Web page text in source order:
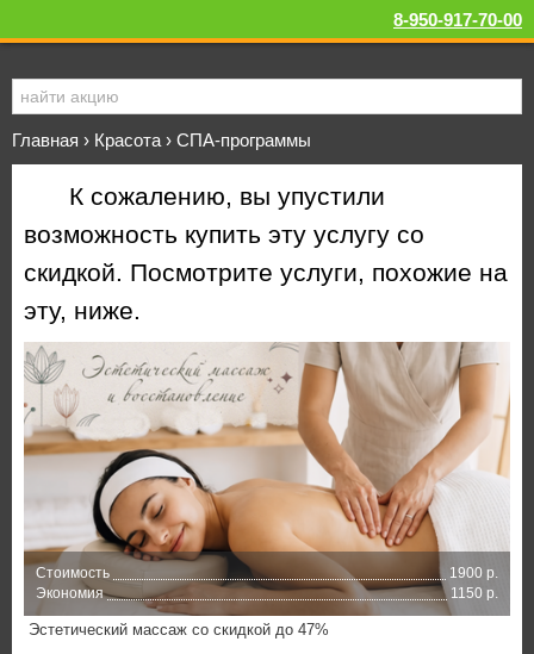
8-950-917-70-00
Главная › Красота › СПА-программы
К сожалению, вы упустили
возможность купить эту услугу со
скидкой. Посмотрите услуги, похожие на
эту, ниже.
Стоимость
1900 р.
Экономия
1150 р.
Эстетический массаж со скидкой до 47%